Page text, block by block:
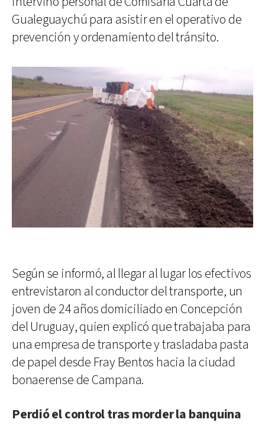
Gualeguaychú para asistir en el operativo de
prevención y ordenamiento del tránsito.
Según se informó, al llegar al lugar los efectivos
entrevistaron al conductor del transporte, un
joven de 24 años domiciliado en Concepción
del Uruguay, quien explicó que trabajaba para
una empresa de transporte y trasladaba pasta
de papel desde Fray Bentos hacia la ciudad
bonaerense de Campana.
Perdió el control tras morder la banquina